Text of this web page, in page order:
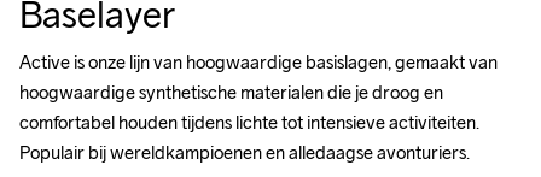
Baselayer
Active is onze lijn van hoogwaardige basislagen, gemaakt van
hoogwaardige synthetische materialen die je droog en
comfortabel houden tijdens lichte tot intensieve activiteiten.
Populair bij wereldkampioenen en alledaagse avonturiers.